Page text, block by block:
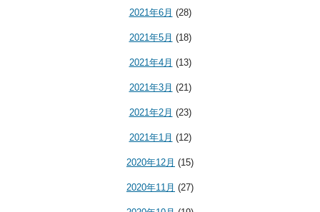
2021年6月 (28)
2021年5月 (18)
2021年4月 (13)
2021年3月 (21)
2021年2月 (23)
2021年1月 (12)
2020年12月 (15)
2020年11月 (27)